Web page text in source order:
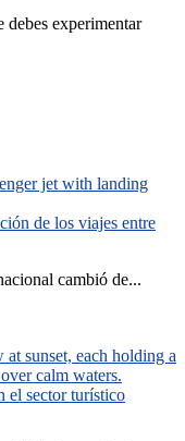
debes experimentar
de los viajes entre
cambió de...
el sector turístico